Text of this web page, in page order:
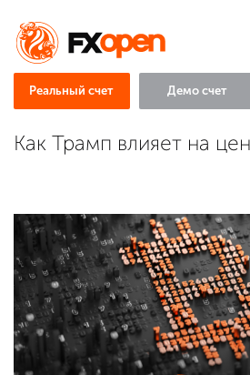
Реальный счет Демо счет
Как Трамп влияет на